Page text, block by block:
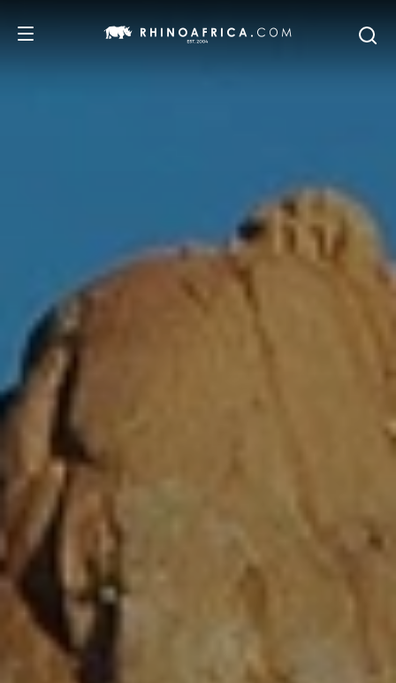
SAFARI-ERLEBNISSE
UNSERE EMPFEHLUNGEN
BLOG
Über Uns
Unser Team
Auszeichnungen
Kundenfeedback
Gutes Tun
MIT UNS REISEN
Warum Sie mit uns buchen sollten
Individualreisen in Afrika
Rhino Africa Reisesicherheit
Unsere 100% erstattungsfähige Anzahlung
Deutsch
Gebührenfrei: 888 2156 556